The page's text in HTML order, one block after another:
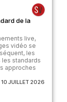
de la
live,
vidéo se
les
standards
approches
10 JUILLET 2026